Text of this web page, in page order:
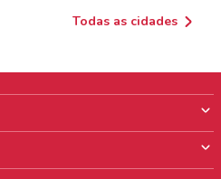
Todas as cidades